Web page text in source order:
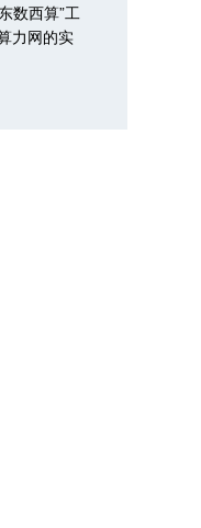
数西算”工
力网的实